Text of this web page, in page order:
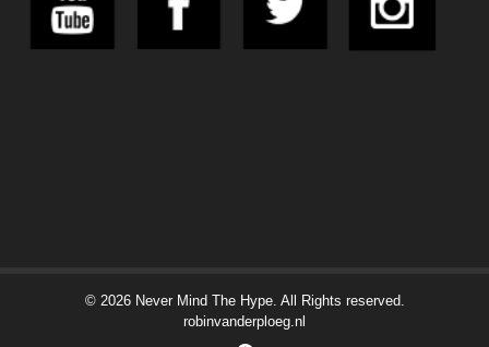
© 2026 Never Mind The Hype. All Rights reserved.
robinvanderploeg.nl